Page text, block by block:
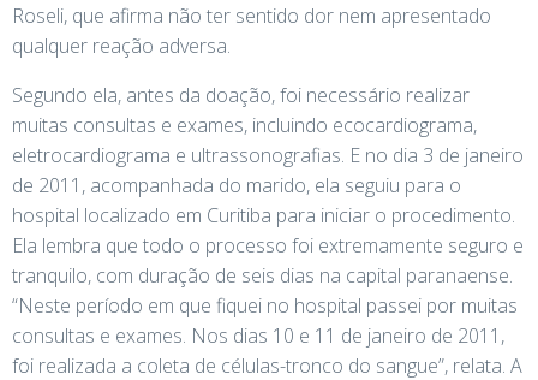
Roseli, que afirma não ter sentido dor nem apresentado
qualquer reação adversa.
Segundo ela, antes da doação, foi necessário realizar
muitas consultas e exames, incluindo ecocardiograma,
eletrocardiograma e ultrassonografias. E no dia 3 de janeiro
de 2011, acompanhada do marido, ela seguiu para o
hospital localizado em Curitiba para iniciar o procedimento.
Ela lembra que todo o processo foi extremamente seguro e
tranquilo, com duração de seis dias na capital paranaense.
“Neste período em que fiquei no hospital passei por muitas
consultas e exames. Nos dias 10 e 11 de janeiro de 2011,
foi realizada a coleta de células-tronco do sangue”, relata. A